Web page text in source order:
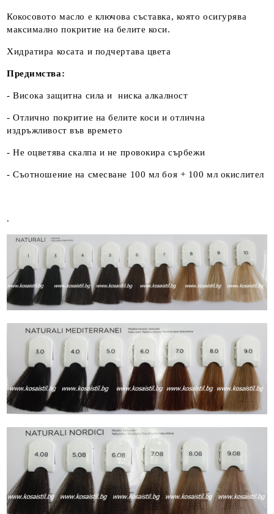
Кокосовото масло е ключова съставка, която осигурява
максимално покритие на белите коси.
Хидратира косата и подчертава цвета
Предимства:
- Висока защитна сила и ниска алкалност
- Отлично покритие на белите коси и отлична
издръжливост във времето
- Не оцветява скалпа и не провокира сърбежи
- Съотношение на смесване 100 мл боя + 100 мл окислител
.